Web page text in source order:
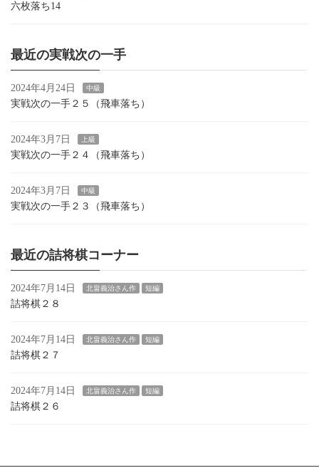
六枚落ち14
最近の実戦次の一手
2024年4月24日 中級
実戦次の一手２５（飛車落ち）
2024年3月7日 上級
実戦次の一手２４（飛車落ち）
2024年3月7日 中級
実戦次の一手２３（飛車落ち）
最近の詰将棋コーナー
2024年7月14日 北畠義治さん作 短編
詰将棋２８
2024年7月14日 北畠義治さん作 短編
詰将棋２７
2024年7月14日 北畠義治さん作 短編
詰将棋２６